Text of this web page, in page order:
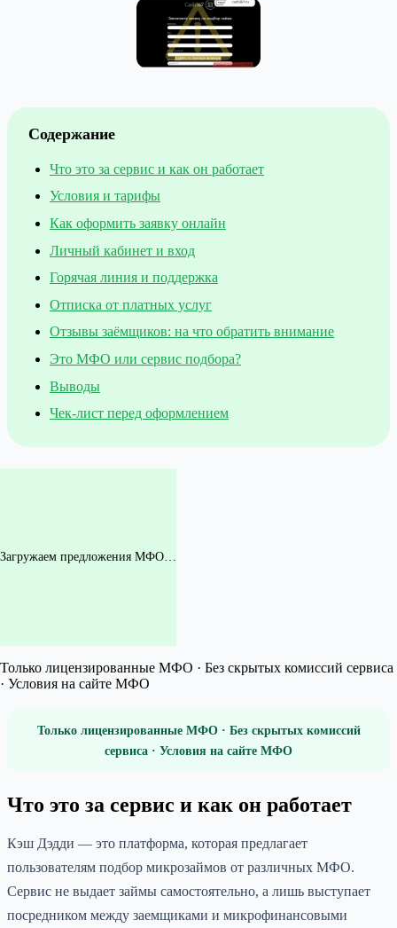
Содержание
Что это за сервис и как он работает
Условия и тарифы
Как оформить заявку онлайн
Личный кабинет и вход
Горячая линия и поддержка
Отписка от платных услуг
Отзывы заёмщиков: на что обратить внимание
Это МФО или сервис подбора?
Выводы
Чек-лист перед оформлением
Загружаем предложения МФО…
Только лицензированные МФО · Без скрытых комиссий сервиса
· Условия на сайте МФО
Только лицензированные МФО · Без скрытых комиссий
сервиса · Условия на сайте МФО
Что это за сервис и как он работает
Кэш Дэдди — это платформа, которая предлагает
пользователям подбор микрозаймов от различных МФО.
Сервис не выдает займы самостоятельно, а лишь выступает
посредником между заемщиками и микрофинансовыми